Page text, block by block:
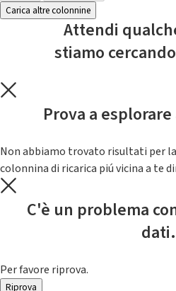
Carica altre colonnine
Attendi
stiamo
Prova a
Non abbiamo trovato risultati per
colonnina di ricarica piú vicina a te
C'è un problema
dati.
Per favore riprova.
Riprova